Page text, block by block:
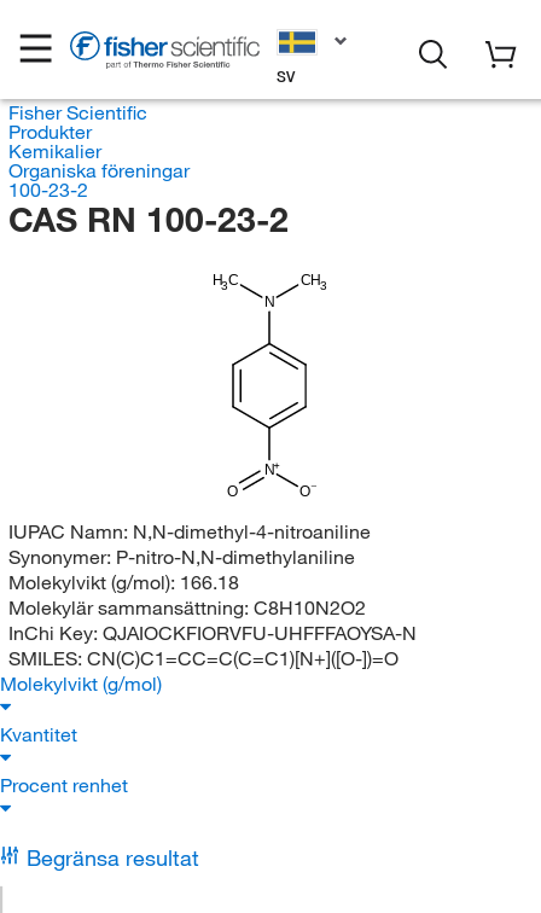
SV
Fisher Scientific
Produkter
Kemikalier
Organiska föreningar
100-23-2
CAS RN 100-23-2
H3C
N
CH3
N
O
O
IUPAC Namn: N,N-dimethyl-4-nitroaniline
Synonymer: P-nitro-N,N-dimethylaniline
Molekylvikt (g/mol): 166.18
Molekylär sammansättning: C8H10N2O2
InChi Key: QJAIOCKFIORVFU-UHFFFAOYSA-N
SMILES: CN(C)C1=CC=C(C=C1)[N+]([O-])=O
Molekylvikt (g/mol)
Kvantitet
Procent renhet
Begränsa resultat